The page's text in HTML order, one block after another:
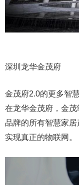
深圳龙华金茂府
金茂府2.0的更多智
在龙华金茂府，金
品牌的所有智慧家居
实现真正的物联网。